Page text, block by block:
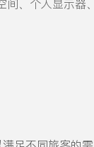
间、个人显示